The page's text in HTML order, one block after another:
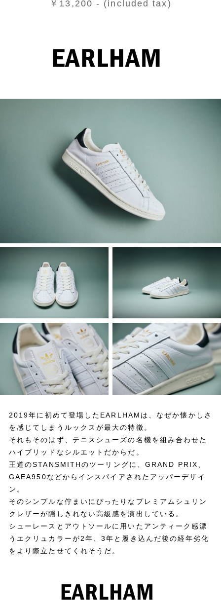
￥13,200 - (included tax)
2019年に初めて登場したEARLHAMは、なぜか懐かしさ
を感じてしまうルックスが最大の特徴。
それもそのはず、テニスシューズの名機を組み合わせた
ハイブリッドなシルエットだからだ。
王道のSTANSMITHのツーリングに、GRAND PRIX、
GAEA950などからインスパイアされたアッパーデザイ
ン。
そのシンプルな佇まいにぴったりなプレミアムシュリン
クレザーが隠しきれない高級感を演出している。
シューレースとアウトソールに用いたアンティーク感漂
うエクリュカラーが2年、3年と履き込んだ後の経年劣化
をより際立たせてくれそうだ。